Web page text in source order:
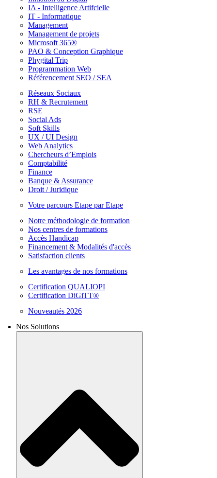
IA - Intelligence Artifcielle
IT - Informatique
Management
Management de projets
Microsoft 365®
PAO & Conception Graphique
Phygital Trip
Programmation Web
Référencement SEO / SEA
Réseaux Sociaux
RH & Recrutement
RSE
Social Ads
Soft Skills
UX / UI Design
Web Analytics
Chercheurs d’Emplois
Comptabilité
Finance
Banque & Assurance
Droit / Juridique
Votre parcours Etape par Etape
Notre méthodologie de formation
Nos centres de formations
Accès Handicap
Financement & Modalités d'accès
Satisfaction clients
Les avantages de nos formations
Certification QUALIOPI
Certification DiGiTT®
Nouveautés 2026
Nos Solutions